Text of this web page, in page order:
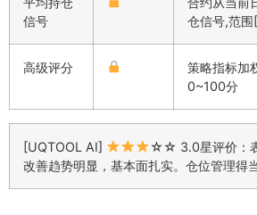
信号
仓信号,范
高级评分
策略指标加
0~100分
[UQTOOL AI]
☆☆ 3.0星评价：表
改善趋势明显，基本面扎实。仓位管理得